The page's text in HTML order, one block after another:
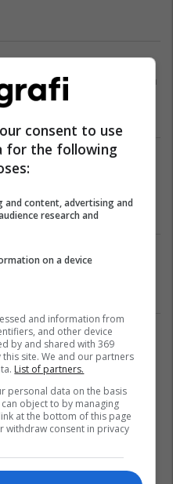
Kalludra e Vogël,
varrezë masive – zona
elitare të Policisë
dy persona në Zubin
për krime lufte
28/07/2026
Asnjë kriminel nuk do
consent to use
for the following
and content, advertising and
research and
on a device
and information from
and other device
by and shared with 369
site. We and our partners
List of partners.
personal data on the basis
object to by managing
at the bottom of this page
withdraw consent in privacy